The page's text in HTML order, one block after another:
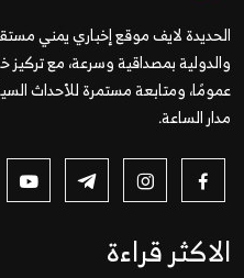
الحديدة لايف موقع إخباري يمني
والدولية بمصداقية وسرعة، مع
عمومًا، ومتابعة مستمرة للأحداث
مدار الساعة.
الاكثر قراءة